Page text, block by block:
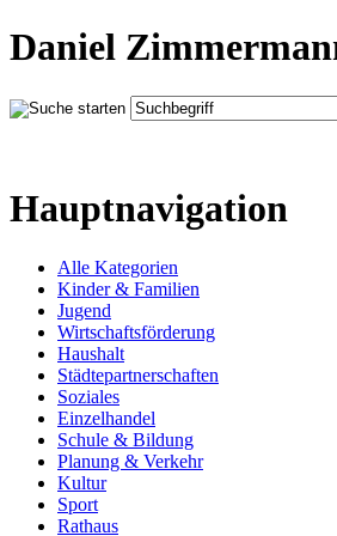
Daniel
Hauptnavigation
Alle Kategorien
Kinder & Familien
Jugend
Wirtschaftsförderung
Haushalt
Städtepartnerschaften
Soziales
Einzelhandel
Schule & Bildung
Planung & Verkehr
Kultur
Sport
Rathaus